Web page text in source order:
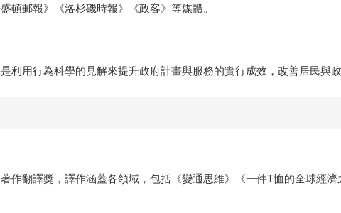
頓郵報》《洛杉磯時報》《政客》等媒體。
利用行為科學的見解來提升政府計畫與服務的實行成效，改善居民與
作翻譯獎，譯作涵蓋各領域，包括《變通思維》《一件T恤的全球經濟